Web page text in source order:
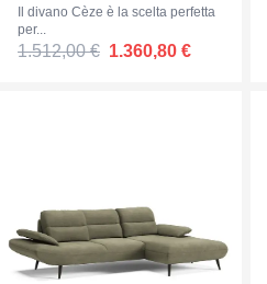
Il divano Cèze è la scelta perfetta
per...
1.512,00 € 1.360,80 €